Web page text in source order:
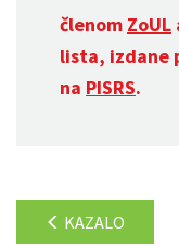
členom ZoUL
lista, izdane
na PISRS.
KAZALO